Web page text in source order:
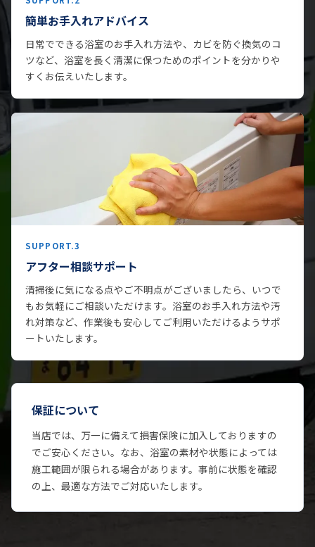
簡単お手入れアドバイス
日常でできる浴室のお手入れ方法や、カビを防ぐ換気のコ
ツなど、浴室を長く清潔に保つためのポイントを分かりや
すくお伝えいたします。
SUPPORT.3
アフター相談サポート
清掃後に気になる点やご不明点がございましたら、いつで
もお気軽にご相談いただけます。浴室のお手入れ方法や汚
れ対策など、作業後も安心してご利用いただけるようサポ
ートいたします。
保証について
当店では、万一に備えて損害保険に加入しておりますの
でご安心ください。なお、浴室の素材や状態によっては
施工範囲が限られる場合があります。事前に状態を確認
の上、最適な方法でご対応いたします。